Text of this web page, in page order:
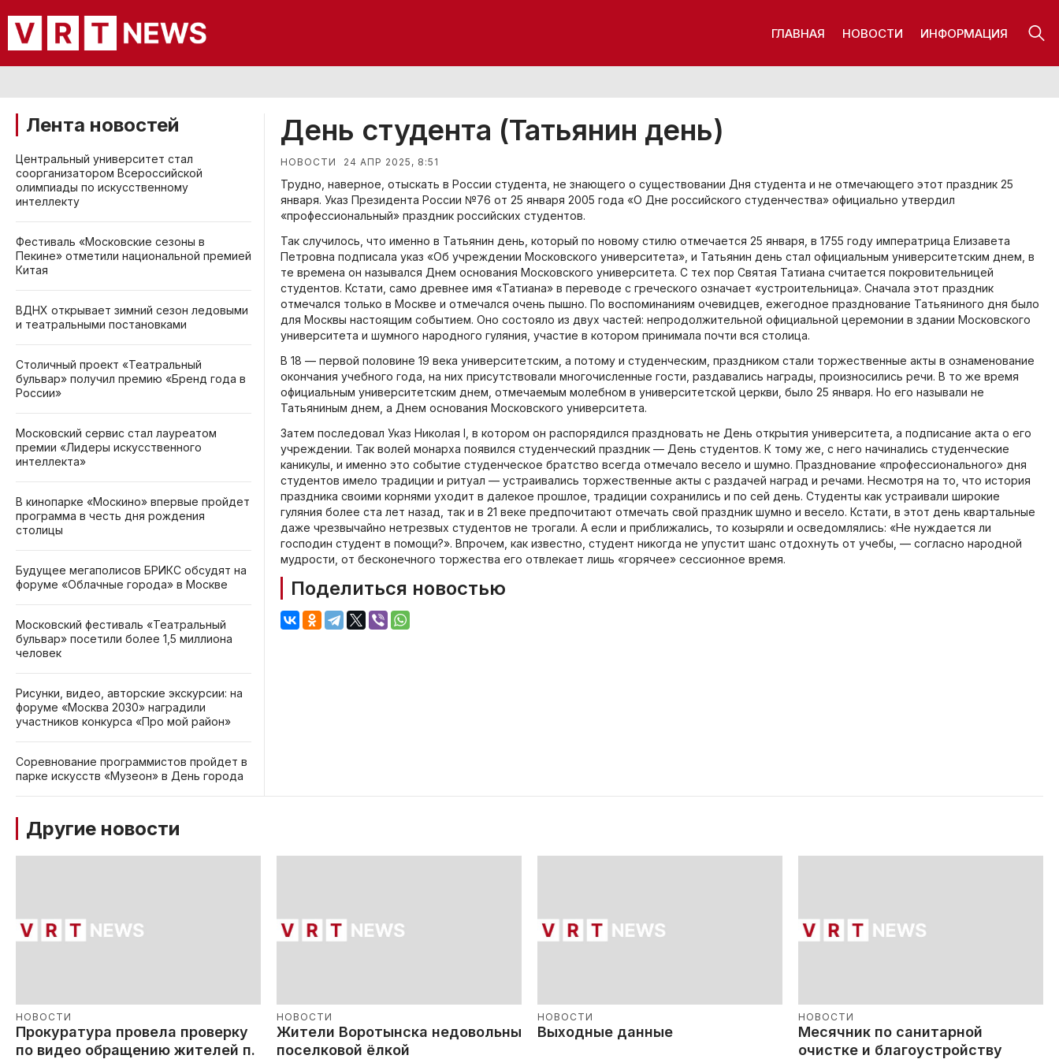
ГЛАВНАЯ НОВОСТИ ИНФОРМАЦИЯ
Лента новостей
Центральный университет стал
соорганизатором Всероссийской
олимпиады по искусственному
интеллекту
Фестиваль «Московские сезоны в
Пекине» отметили национальной премией
Китая
ВДНХ открывает зимний сезон ледовыми
и театральными постановками
Столичный проект «Театральный
бульвар» получил премию «Бренд года в
России»
Московский сервис стал лауреатом
премии «Лидеры искусственного
интеллекта»
В кинопарке «Москино» впервые пройдет
программа в честь дня рождения
столицы
Будущее мегаполисов БРИКС обсудят на
форуме «Облачные города» в Москве
Московский фестиваль «Театральный
бульвар» посетили более 1,5 миллиона
человек
Рисунки, видео, авторские экскурсии: на
форуме «Москва 2030» наградили
участников конкурса «Про мой район»
Соревнование программистов пройдет в
парке искусств «Музеон» в День города
День студента (Татьянин день)
НОВОСТИ 24 АПР 2025, 8:51
Трудно, наверное, отыскать в России студента, не знающего о существовании Дня студента и не отмечающего этот праздник 25
января. Указ Президента России №76 от 25 января 2005 года «О Дне российского студенчества» официально утвердил
«профессиональный» праздник российских студентов.
Так случилось, что именно в Татьянин день, который по новому стилю отмечается 25 января, в 1755 году императрица Елизавета
Петровна подписала указ «Об учреждении Московского университета», и Татьянин день стал официальным университетским днем, в
те времена он назывался Днем основания Московского университета. С тех пор Святая Татиана считается покровительницей
студентов. Кстати, само древнее имя «Татиана» в переводе с греческого означает «устроительница». Сначала этот праздник
отмечался только в Москве и отмечался очень пышно. По воспоминаниям очевидцев, ежегодное празднование Татьяниного дня было
для Москвы настоящим событием. Оно состояло из двух частей: непродолжительной официальной церемонии в здании Московского
университета и шумного народного гуляния, участие в котором принимала почти вся столица.
В 18 — первой половине 19 века университетским, а потому и студенческим, праздником стали торжественные акты в ознаменование
окончания учебного года, на них присутствовали многочисленные гости, раздавались награды, произносились речи. В то же время
официальным университетским днем, отмечаемым молебном в университетской церкви, было 25 января. Но его называли не
Татьяниным днем, а Днем основания Московского университета.
Затем последовал Указ Николая I, в котором он распорядился праздновать не День открытия университета, а подписание акта о его
учреждении. Так волей монарха появился студенческий праздник — День студентов. К тому же, с него начинались студенческие
каникулы, и именно это событие студенческое братство всегда отмечало весело и шумно. Празднование «профессионального» дня
студентов имело традиции и ритуал — устраивались торжественные акты с раздачей наград и речами. Несмотря на то, что история
праздника своими корнями уходит в далекое прошлое, традиции сохранились и по сей день. Студенты как устраивали широкие
гуляния более ста лет назад, так и в 21 веке предпочитают отмечать свой праздник шумно и весело. Кстати, в этот день квартальные
даже чрезвычайно нетрезвых студентов не трогали. А если и приближались, то козыряли и осведомлялись: «Не нуждается ли
господин студент в помощи?». Впрочем, как известно, студент никогда не упустит шанс отдохнуть от учебы, — согласно народной
мудрости, от бесконечного торжества его отвлекает лишь «горячее» сессионное время.
Поделиться новостью
Другие новости
НОВОСТИ
Прокуратура провела проверку
по видео обращению жителей п.
НОВОСТИ
Жители Воротынска недовольны
поселковой ёлкой
НОВОСТИ
Выходные данные
НОВОСТИ
Месячник по санитарной
очистке и благоустройству